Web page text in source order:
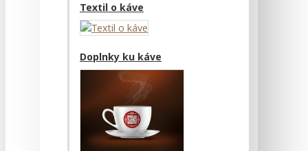
Textil o káve
Doplnky ku káve